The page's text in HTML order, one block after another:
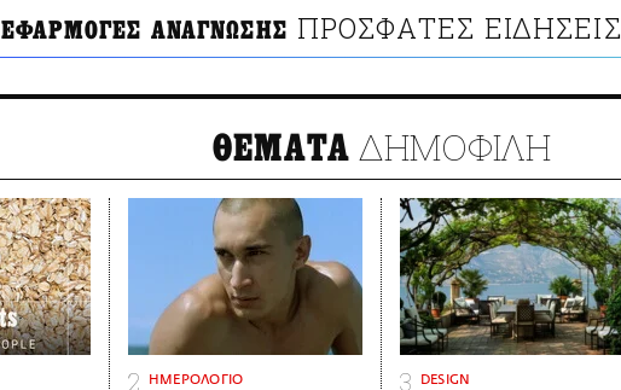
ΕΦΑΡΜΟΓΕΣ ΑΝΑΓΝΩΣΗΣ ΠΡΟΣΦΑΤΕΣ ΕΙΔΗΣΕΙΣ
ΘΕΜΑΤΑ ΔΗΜΟΦΙΛΗ
ΗΜΕΡΟΛΟΓΙΟ DESIGN